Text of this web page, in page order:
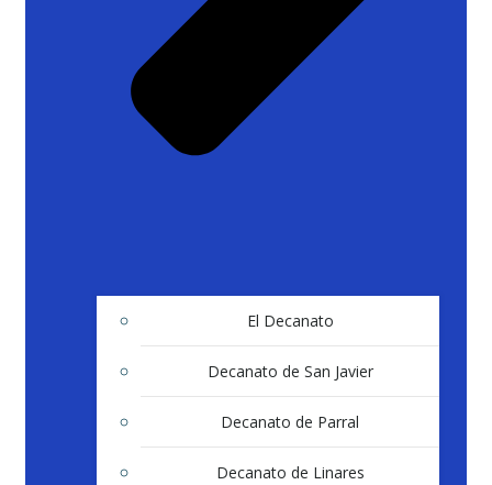
El Decanato
Decanato de San Javier
Decanato de Parral
Decanato de Linares